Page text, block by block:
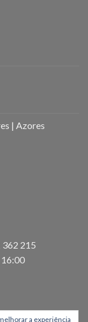
| Azores
362 215
16:00
a experiência